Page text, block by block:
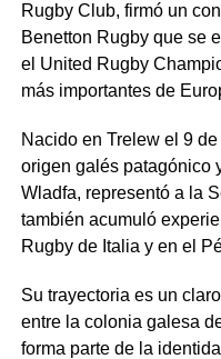
Rugby Club, firmó un
Benetton Rugby que se
el United Rugby
más importantes de
Nacido en Trelew el 9
origen galés patagónico
Wladfa, representó a la
también acumuló
Rugby de Italia y en el
Su trayectoria es un
entre la colonia galesa
forma parte de la